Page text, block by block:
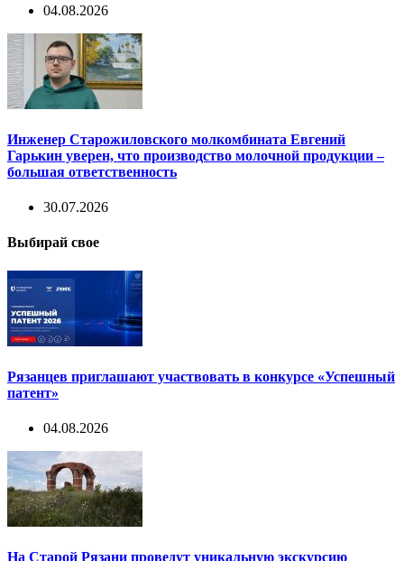
04.08.2026
Инженер Старожиловского молкомбината Евгений
Гарькин уверен, что производство молочной продукции –
большая ответственность
30.07.2026
Выбирай свое
Рязанцев приглашают участвовать в конкурсе «Успешный
патент»
04.08.2026
На Старой Рязани проведут уникальную экскурсию